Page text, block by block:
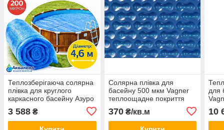
Теплозберігаюча солярна
плівка для круглого
каркасного басейну Азуро
3 588 ₴
Солярна плівка для
басейну 500 мкм Vagner
теплоощадне покриття
370₴/кв.м
для
10